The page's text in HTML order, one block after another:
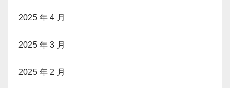
2025 年 4 月
2025 年 3 月
2025 年 2 月